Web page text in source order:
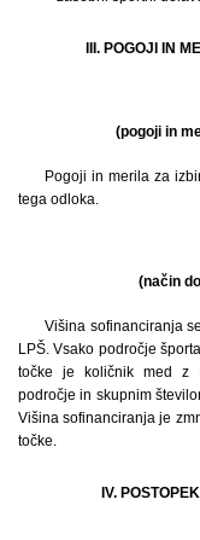
III. POGOJI IN
(pogoji in
Pogoji in merila za
tega odloka.
(način
Višina sofinanciranja
LPŠ. Vsako področje
točke je količnik med z
področje in skupnim
Višina sofinanciranja je
točke.
IV.